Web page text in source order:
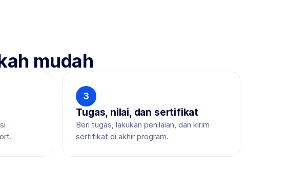
mudah
3
Tugas, nilai, dan sertifikat
Beri tugas, lakukan penilaian, dan kirim
sertifikat di akhir program.